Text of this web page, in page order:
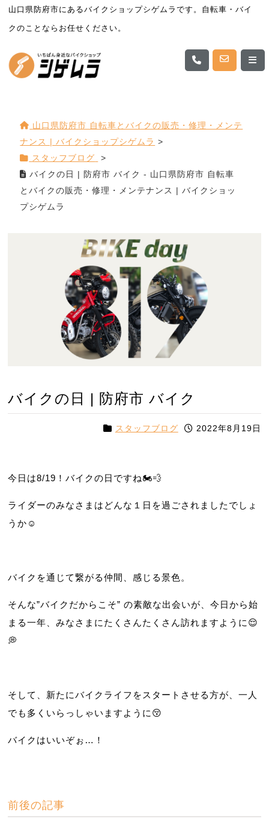
山口県防府市にあるバイクショップシゲムラです。自転車・バイ
クのことならお任せください。
山口県防府市 自転車とバイクの販売・修理・メンテ
ナンス | バイクショップシゲムラ >
スタッフブログ
>
バイクの日 | 防府市 バイク - 山口県防府市 自転車
とバイクの販売・修理・メンテナンス | バイクショッ
プシゲムラ
バイクの日 | 防府市 バイク
2022年8月19日
スタッフブログ
今日は8/19！バイクの日ですね🏍💨
ライダーのみなさまはどんな１日を過ごされましたでしょ
うか☺️
バイクを通じて繋がる仲間、感じる景色。
そんな”バイクだからこそ” の素敵な出会いが、今日から始
まる一年、みなさまにたくさんたくさん訪れますように😌
💭
そして、新たにバイクライフをスタートさせる方が、一人
でも多くいらっしゃいますように😚
バイクはいいぞぉ…！
前後の記事